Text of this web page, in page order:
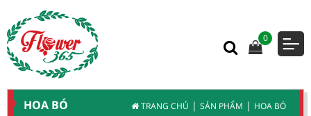
0
HOA BÓ TRANG CHỦ | SẢN PHẨM | HOA BÓ